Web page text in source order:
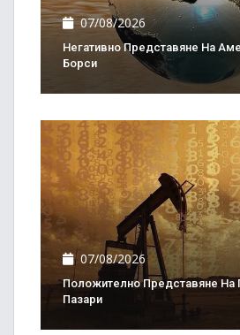
07/08/2026
Негативно Представяне На
Борси
07/08/2026
Положително Представяне На
Пазари